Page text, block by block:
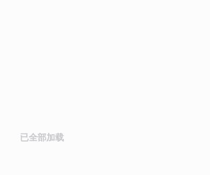
已全部加载